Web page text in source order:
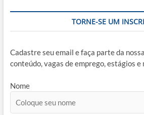
TORNE-SE UM
Cadastre seu email e faça parte da
conteúdo, vagas de emprego, estágios e
Nome